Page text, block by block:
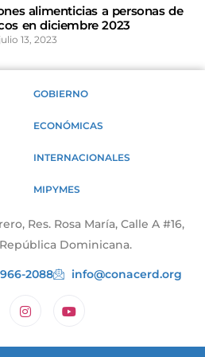
alimenticias a personas de
en diciembre 2023
julio 13, 2023
GOBIERNO
ECONÓMICAS
INTERNACIONALES
MIPYMES
Res. Rosa María, Calle A #16,
Dominicana.
2088 info@conacerd.org